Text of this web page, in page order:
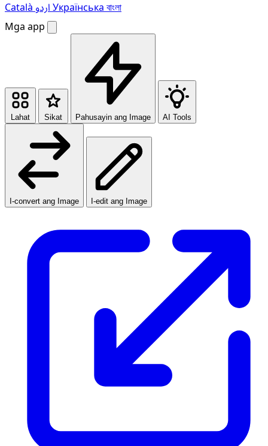
Català
Українська বাংলা
Mga app
Lahat Sikat Pahusayin ang Image AI Tools
I-convert ang Image I-edit ang Image